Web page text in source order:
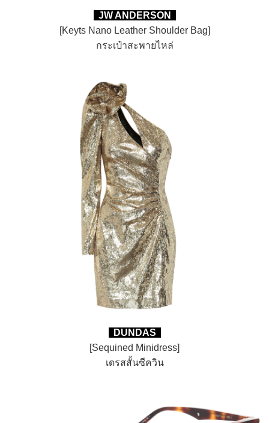
JW ANDERSON
[Keyts Nano Leather Shoulder Bag]
กระเป๋าสะพายไหล่
DUNDAS
[Sequined Minidress]
เดรสสั้นซีควิน